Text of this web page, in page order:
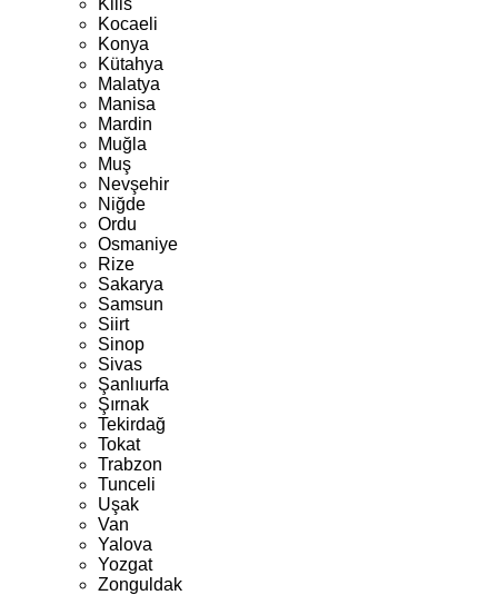
Kilis
Kocaeli
Konya
Kütahya
Malatya
Manisa
Mardin
Muğla
Muş
Nevşehir
Niğde
Ordu
Osmaniye
Rize
Sakarya
Samsun
Siirt
Sinop
Sivas
Şanlıurfa
Şırnak
Tekirdağ
Tokat
Trabzon
Tunceli
Uşak
Van
Yalova
Yozgat
Zonguldak